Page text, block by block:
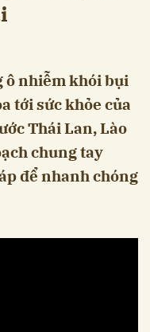
ô nhiễm khói bụi
tới sức khỏe của
Thái Lan, Lào
chung tay
để nhanh chóng